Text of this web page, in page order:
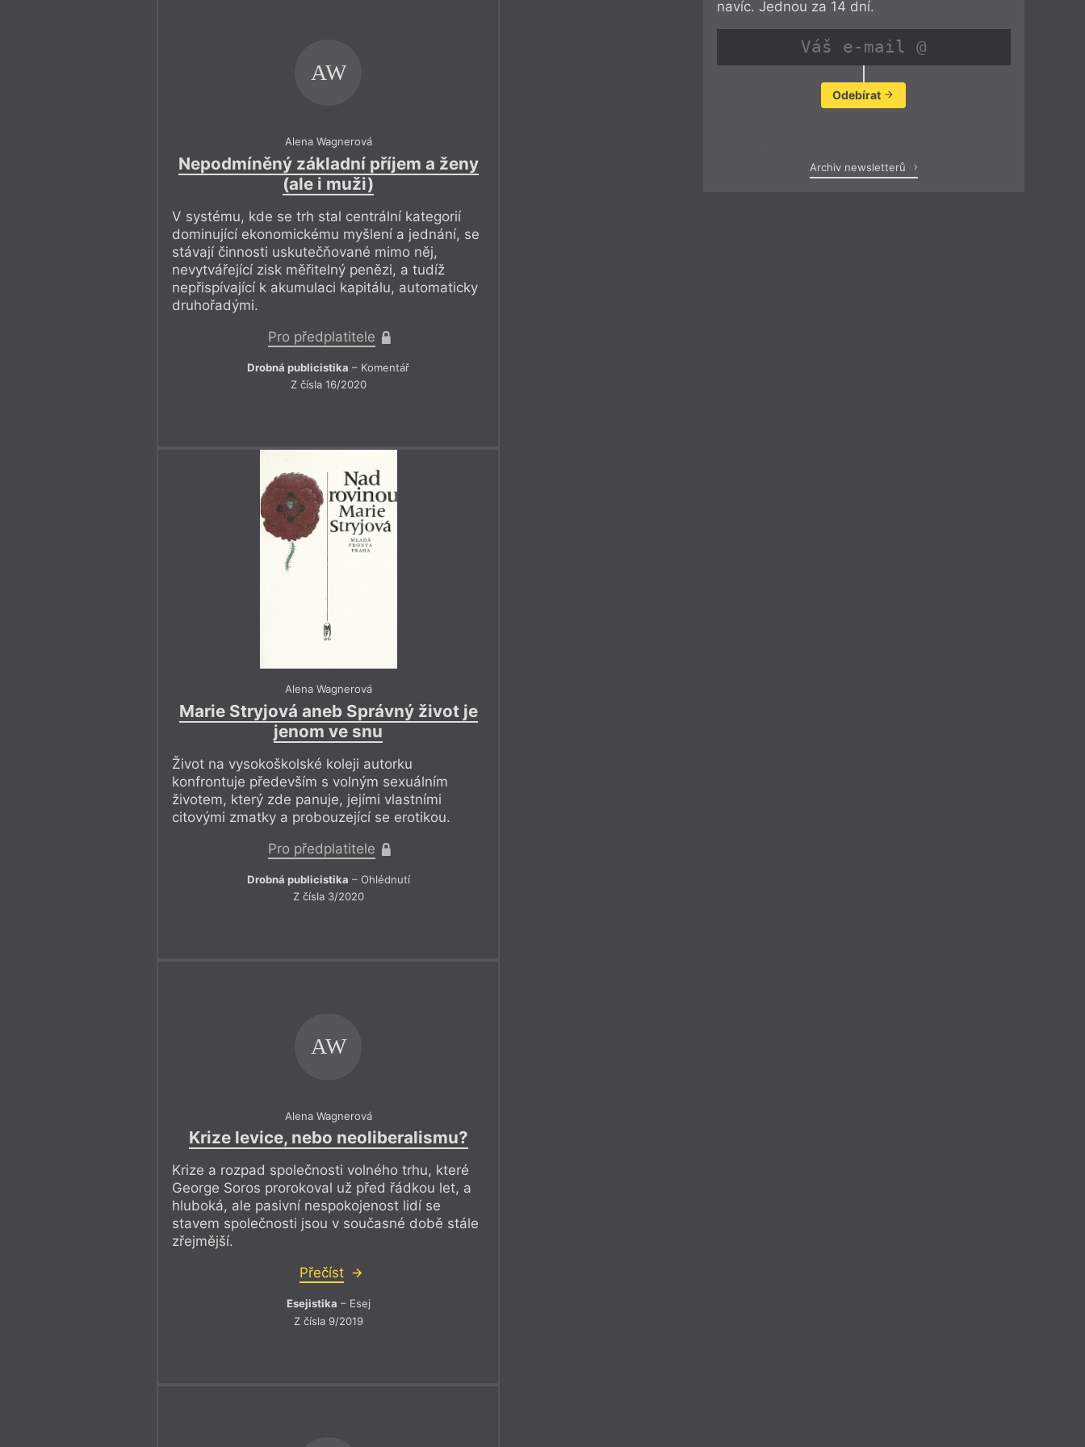
AW
Alena Wagnerová
Nepodmíněný základní příjem a ženy
(ale i muži)
V systému, kde se trh stal centrální kategorií
dominující ekonomickému myšlení a jednání, se
stávají činnosti uskutečňované mimo něj,
nevytvářející zisk měřitelný penězi, a tudíž
nepřispívající k akumulaci kapitálu, automaticky
druhořadými.
Pro předplatitele
Drobná publicistika – Komentář
Z čísla 16/2020
Alena Wagnerová
Marie Stryjová aneb Správný život je
jenom ve snu
Život na vysokoškolské koleji autorku
konfrontuje především s volným sexuálním
životem, který zde panuje, jejími vlastními
citovými zmatky a probouzející se erotikou.
Pro předplatitele
Drobná publicistika – Ohlédnutí
Z čísla 3/2020
AW
Alena Wagnerová
Krize levice, nebo neoliberalismu?
Krize a rozpad společnosti volného trhu, které
George Soros prorokoval už před řádkou let, a
hluboká, ale pasivní nespokojenost lidí se
stavem společnosti jsou v současné době stále
zřejmější.
Přečíst
Esejistika – Esej
Z čísla 9/2019
navíc. Jednou za 14 dní.
Odebírat
Archiv newsletterů